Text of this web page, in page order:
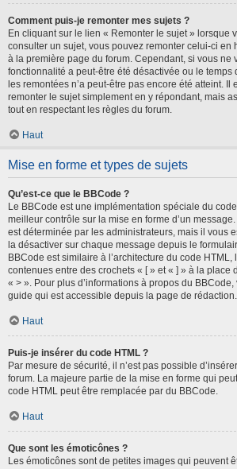
Comment puis-je remonter mes sujets ?
En cliquant sur le lien « Remonter le sujet » lorsque
consulter un sujet, vous pouvez remonter celui-ci en
à la première page du forum. Cependant, si vous ne
fonctionnalité a peut-être été désactivée ou le temps
les remontées n’a peut-être pas encore été atteint. Il
remonter le sujet simplement en y répondant, mais
tout en respectant les règles du forum.
Haut
Mise en forme et types de sujets
Qu’est-ce que le BBCode ?
Le BBCode est une implémentation spéciale du
meilleur contrôle sur la mise en forme d’un
est déterminée par les administrateurs, mais il vous
la désactiver sur chaque message depuis le
BBCode est similaire à l’architecture du code HTML,
contenues entre des crochets « [ » et « ] » à la place
« > ». Pour plus d’informations à propos du
guide qui est accessible depuis la page de rédaction.
Haut
Puis-je insérer du code HTML ?
Par mesure de sécurité, il n’est pas possible
forum. La majeure partie de la mise en forme qui
code HTML peut être remplacée par du BBCode.
Haut
Que sont les émoticônes ?
Les émoticônes sont de petites images qui peuvent